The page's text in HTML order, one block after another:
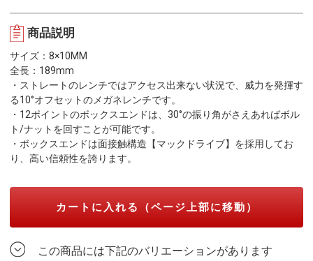
商品説明
サイズ：8×10MM
全長：189mm
・ストレートのレンチではアクセス出来ない状況で、威力を発揮す
る10°オフセットのメガネレンチです。
・12ポイントのボックスエンドは、30°の振り角がさえあればボル
ト/ナットを回すことが可能です。
・ボックスエンドは面接触構造【マックドライブ】を採用してお
り、高い信頼性を誇ります。
カートに入れる（ページ上部に移動）
この商品には下記のバリエーションがあります